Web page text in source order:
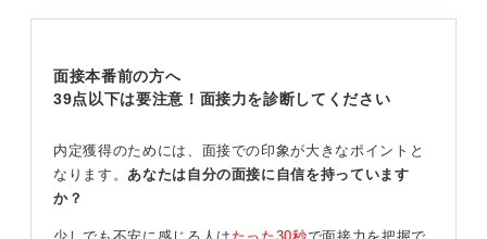
自分の将来を決めるものという意識で対策のモチベ
モチベーションの上げ方として、本当に「出たとこ勝負
でも良い」と思うのであれば、しなくても良いのかもし
面接本番前の方へ
39点以下は要注意！面接力を診断してください
内定獲得のためには、面接での印象が大きなポイントと
なります。 あなたは自分の面接に自信を持っています
か？